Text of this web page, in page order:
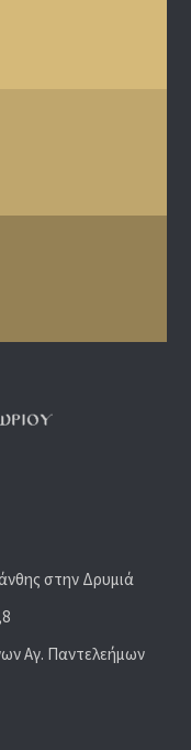
στην Δρυμιά
Αγ. Παντελεήμων